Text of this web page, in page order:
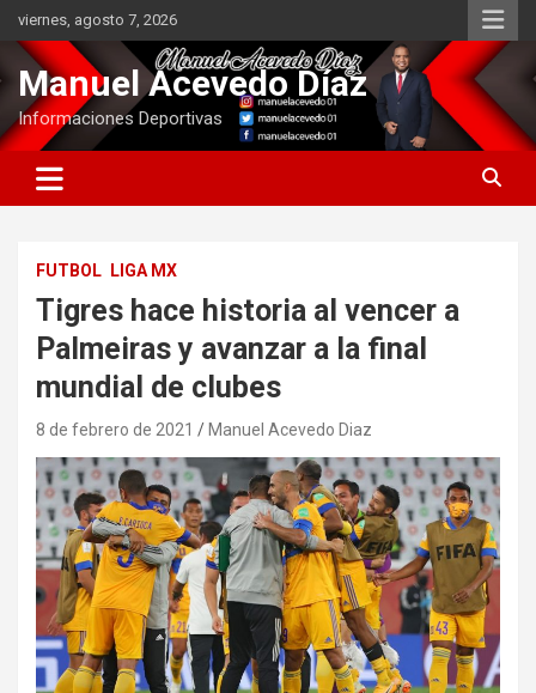
Saltar
contenido
viernes, agosto 7, 2026
Manuel Acevedo Díaz
Informaciones Deportivas
FUTBOL LIGA MX
Tigres hace historia al vencer a
Palmeiras y avanzar a la final
mundial de clubes
8 de febrero de 2021 Manuel Acevedo Diaz